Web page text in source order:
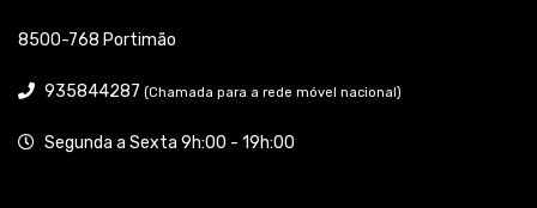
8500-768 Portimão
935844287 (Chamada para a rede móvel nacional)
Segunda a Sexta 9h:00 - 19h:00